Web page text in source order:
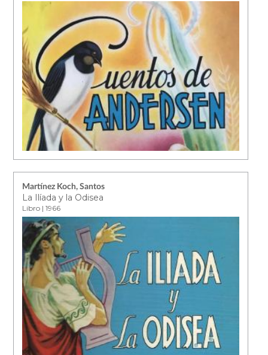
Martínez Koch, Santos
La Ilíada y la Odisea
Libro | 1966